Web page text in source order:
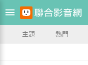
主題 熱門